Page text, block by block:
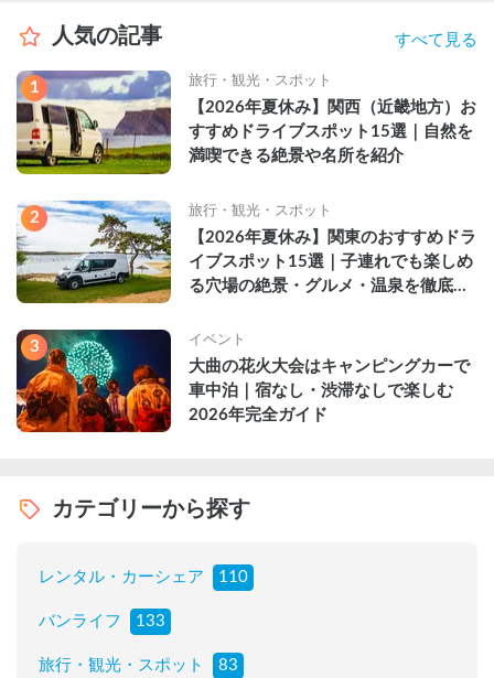
人気の記事 すべて見る
1 旅行・観光・スポット
【2026年夏休み】関西（近畿地方）お
すすめドライブスポット15選｜自然を
満喫できる絶景や名所を紹介
2 旅行・観光・スポット
【2026年夏休み】関東のおすすめドラ
イブスポット15選｜子連れでも楽しめ
る穴場の絶景・グルメ・温泉を徹底解
3 イベント
大曲の花火大会はキャンピングカーで
車中泊｜宿なし・渋滞なしで楽しむ
2026年完全ガイド
カテゴリーから探す
レンタル・カーシェア 110
バンライフ 133
旅行・観光・スポット 83